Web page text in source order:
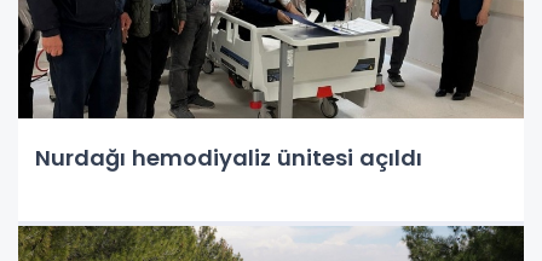
Nurdağı hemodiyaliz ünitesi açıldı